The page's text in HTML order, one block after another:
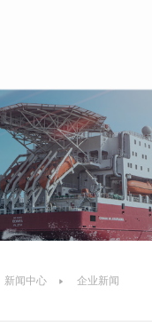
新闻中心 企业新闻